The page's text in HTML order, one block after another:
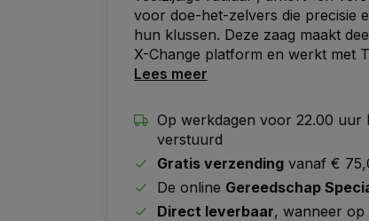
voor doe-het-zelvers die precisie
hun klussen. Deze zaag maakt
X-Change platform en werkt met
Lees meer
Op werkdagen voor 22.00 uur
verstuurd
Gratis verzending vanaf €
De online Gereedschap
Direct leverbaar, wanneer op